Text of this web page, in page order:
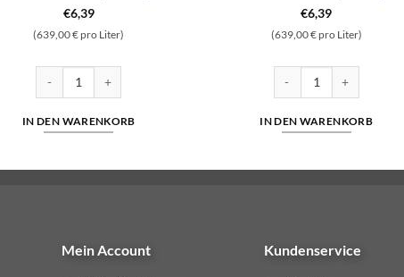
€6,39
(639,00 € pro Liter)
IN DEN WARENKORB
€6,39
(639,00 € pro Liter)
IN DEN WARENKORB
Mein Account Kundenservice